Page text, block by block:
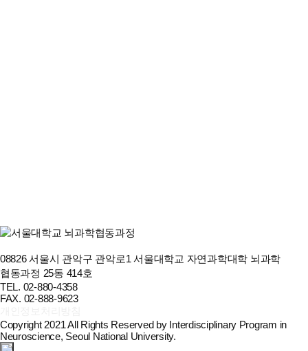
이전글
다음 글
[뇌과학세미나 초청강연 소식] 6월 4일(목) 서울대학교 생명과학부
신근유 교수님 다음글
08826 서울시 관악구 관악로1 서울대학교 자연과학대학 뇌과학
협동과정 25동 414호
TEL. 02-880-4358
FAX. 02-888-9623
Copyright 2021 All Rights Reserved by Interdisciplinary Program in
Neuroscience, Seoul National University.